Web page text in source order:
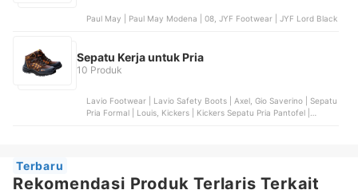
Paul May | Paul May Modena | 08, JYF Footwear | JYF Lord Black
Sepatu Kerja untuk Pria
10 Produk
Lavio Footwear | Lavio Safety Boots | Axel, Gio Saverino | Sepatu
Pria Formal | Louis, Kickers | Kickers Sepatu Pria Pantofel |
Terbaru
Rekomendasi Produk Terlaris Terkait